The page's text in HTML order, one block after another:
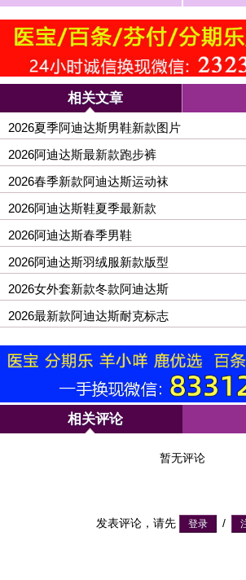
相关文章
2026夏季阿迪达斯男鞋新款图片
2026阿迪达斯最新款跑步裤
2026春季新款阿迪达斯运动袜
2026阿迪达斯鞋夏季最新款
2026阿迪达斯春季男鞋
2026阿迪达斯羽绒服新款版型
2026女外套新款冬款阿迪达斯
2026最新款阿迪达斯耐克标志
相关评论
暂无评论
发表评论，请先 /